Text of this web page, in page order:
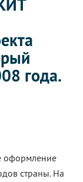
года.
оформление
страны. На